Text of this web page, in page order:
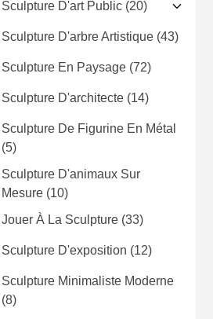
Sculpture D'art Public (20)
Sculpture D'arbre Artistique (43)
Sculpture En Paysage (72)
Sculpture D'architecte (14)
Sculpture De Figurine En Métal
(5)
Sculpture D'animaux Sur
Mesure (10)
Jouer À La Sculpture (33)
Sculpture D'exposition (12)
Sculpture Minimaliste Moderne
(8)